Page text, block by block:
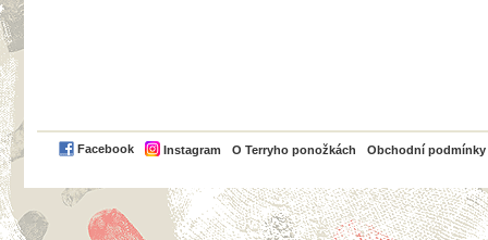
Facebook Instagram O Terryho ponožkách Obchodní podmínky
PayPal